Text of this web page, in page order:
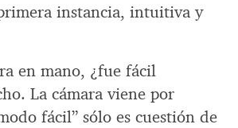
instancia, intuitiva y
en mano, ¿fue fácil
La cámara viene por
fácil” sólo es cuestión de